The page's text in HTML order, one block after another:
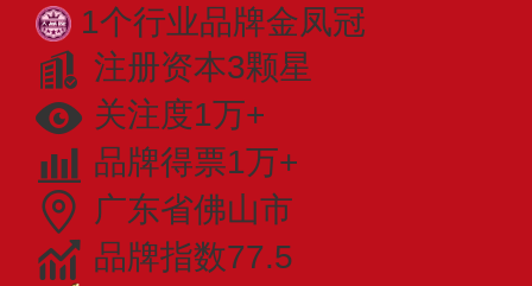
1个行业品牌金凤冠
注册资本3颗星
关注度1万+
品牌得票1万+
广东省佛山市
品牌指数77.5